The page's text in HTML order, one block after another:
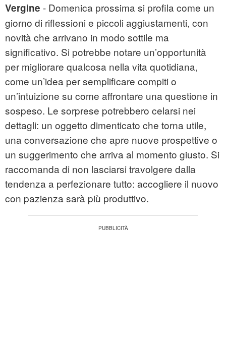
Vergine - Domenica prossima si profila come un
giorno di riflessioni e piccoli aggiustamenti, con
novità che arrivano in modo sottile ma
significativo. Si potrebbe notare un’opportunità
per migliorare qualcosa nella vita quotidiana,
come un’idea per semplificare compiti o
un’intuizione su come affrontare una questione in
sospeso. Le sorprese potrebbero celarsi nei
dettagli: un oggetto dimenticato che torna utile,
una conversazione che apre nuove prospettive o
un suggerimento che arriva al momento giusto. Si
raccomanda di non lasciarsi travolgere dalla
tendenza a perfezionare tutto: accogliere il nuovo
con pazienza sarà più produttivo.